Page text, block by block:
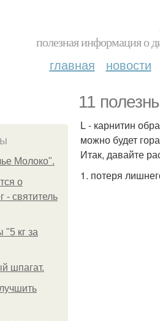
полезная информация о
главная новости
11
Молоко".
о
- святитель
кг за
шпагат.
L - карнитин
можно будет
Итак, давайте
1. потеря